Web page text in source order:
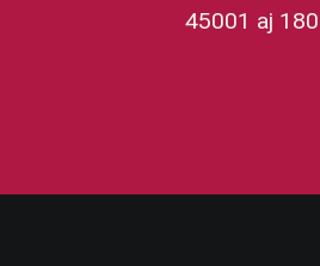
45001 aj